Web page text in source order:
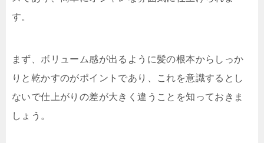
す。
まず、ボリューム感が出るように髪の根本からしっか
りと乾かすのがポイントであり、これを意識するとし
ないで仕上がりの差が大きく違うことを知っておきま
しょう。